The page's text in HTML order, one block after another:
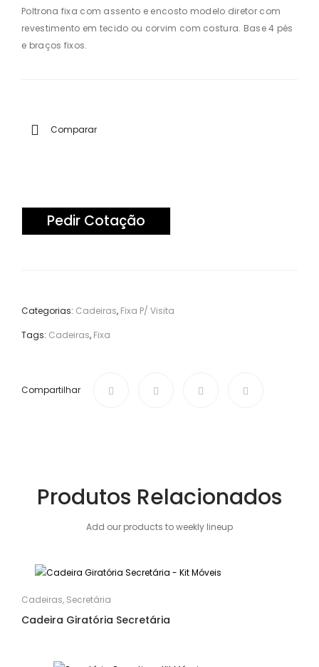
Op
era
era
tiva
Poltrona fixa com assento e encosto modelo diretor com
revestimento em tecido ou corvim com costura. Base 4 pés
e braços fixos.
Comparar
Pedir Cotação
Categorias: Cadeiras, Fixa P/ Visita
Tags: Cadeiras, Fixa
Compartilhar
Produtos Relacionados
Add our products to weekly lineup
Cadeiras, Secretária
Cadeira Giratória Secretária